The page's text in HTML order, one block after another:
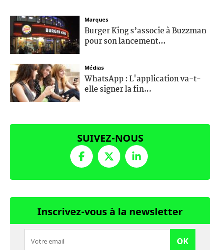
Marques
Burger King s’associe à Buzzman
pour son lancement...
Médias
WhatsApp : L'application va-t-
elle signer la fin...
SUIVEZ-NOUS
Inscrivez-vous à la newsletter
OK